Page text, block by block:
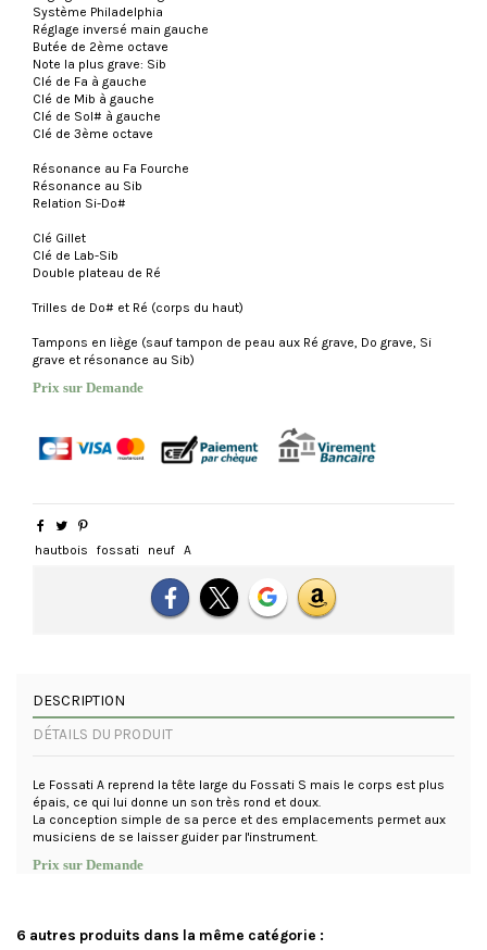
Système Philadelphia
Réglage inversé main gauche
Butée de 2ème octave
Note la plus grave: Sib
Clé de Fa à gauche
Clé de Mib à gauche
Clé de Sol# à gauche
Clé de 3ème octave
Résonance au Fa Fourche
Résonance au Sib
Relation Si-Do#
Clé Gillet
Clé de Lab-Sib
Double plateau de Ré
Trilles de Do# et Ré (corps du haut)
Tampons en liège (sauf tampon de peau aux Ré grave, Do grave, Si
grave et résonance au Sib)
Prix sur Demande
hautbois fossati neuf A
DESCRIPTION
DÉTAILS DU PRODUIT
Le Fossati A reprend la tête large du Fossati S mais le corps est plus
épais, ce qui lui donne un son très rond et doux.
La conception simple de sa perce et des emplacements permet aux
musiciens de se laisser guider par l'instrument.
Prix sur Demande
6 autres produits dans la même catégorie :